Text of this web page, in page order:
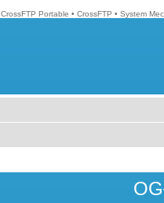
CrossFTP Portable • CrossFTP • System